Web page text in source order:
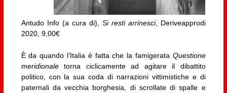
Antudo Info (a cura di), Si resti arrinesci, Deriveapprodi
2020, 9,00€
È da quando l’Italia è fatta che la famigerata Questione
meridionaletorna ciclicamente ad agitare il dibattito
politico, con la sua coda di narrazioni vittimistiche e di
paternali da vecchia borghesia, di scrollate di spalle e